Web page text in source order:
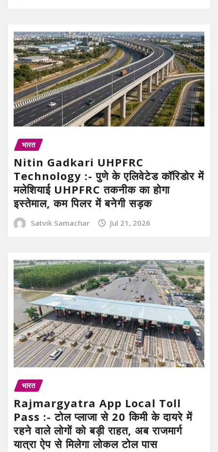
भारत
Nitin Gadkari UHPFRC
Technology :- पुणे के एलिवेटेड कॉरिडोर में
मलेशियाई UHPFRC तकनीक का होगा
इस्तेमाल, कम पिलर में बनेगी सड़क
Satvik Samachar Jul 21, 2026
भारत
Rajmargyatra App Local Toll
Pass :- टोल प्लाजा से 20 किमी के दायरे में
रहने वाले लोगों को बड़ी राहत, अब राजमार्ग
यात्रा ऐप से मिलेगा लोकल टोल पास